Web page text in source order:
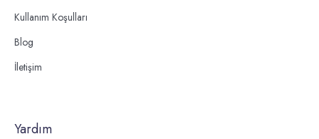
Kullanım Koşulları
Blog
İletişim
Yardım